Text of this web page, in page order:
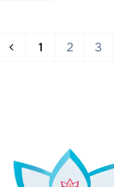
1 2 3